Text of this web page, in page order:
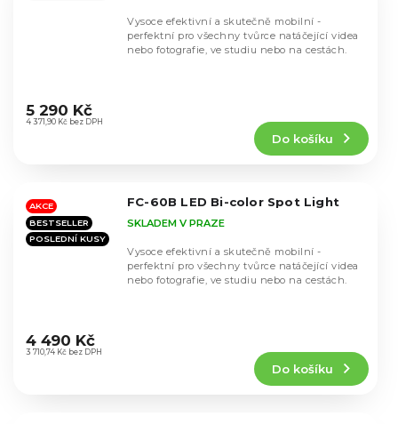
hodnocení
produktu
hvězdiček.
4 371,90 Kč bez DPH
5 290 Kč
Do košíku
Vysoce efektivní a skutečně mobilní -
perfektní pro všechny tvůrce natáčející videa
nebo fotografie, ve studiu nebo na cestách.
AKCE
BESTSELLER
POSLEDNÍ KUSY
FC-60B LED Bi-color Spot Light
hodnocení
produktu
SKLADEM V PRAZE
3 710,74 Kč bez DPH
4 490 Kč
Do košíku
Vysoce efektivní a skutečně mobilní -
perfektní pro všechny tvůrce natáčející videa
nebo fotografie, ve studiu nebo na cestách.